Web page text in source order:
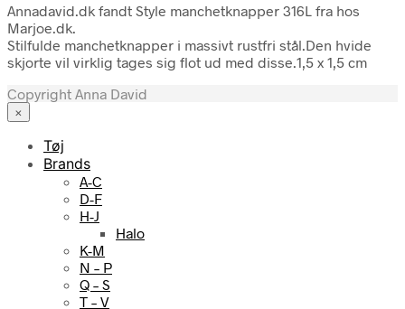
Annadavid.dk fandt Style manchetknapper 316L fra hos
Marjoe.dk.
Stilfulde manchetknapper i massivt rustfri stål.Den hvide
skjorte vil virklig tages sig flot ud med disse.1,5 x 1,5 cm
Copyright Anna David
×
Tøj
Brands
A-C
D-F
H-J
Halo
K-M
N – P
Q – S
T – V